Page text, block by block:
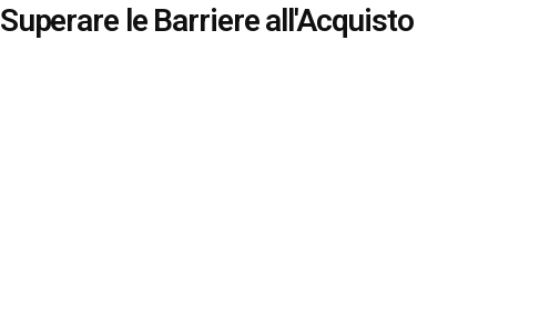
Superare le Barriere all'Acquisto